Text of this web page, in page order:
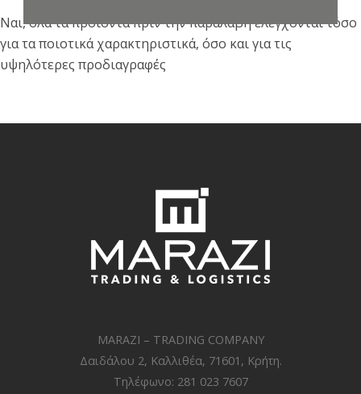
Ναι, όλα τα προϊόντα πριν την παραλαβή ελέγχονται τόσο
για τα ποιοτικά χαρακτηριστικά, όσο και για τις
υψηλότερες προδιαγραφές
MARAZI – TRADING COMPANY
Δαιδάλου 2, Καλλιθέα, 71601, Κρήτη.
Τηλέφωνο: 281 023 7607